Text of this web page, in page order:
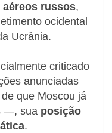
russos,
ocidental
Ucrânia.
criticado
anunciadas
que Moscou já
—, sua posição
.